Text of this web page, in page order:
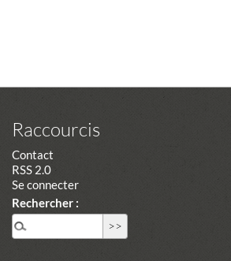
Raccourcis
Contact
RSS 2.0
Se connecter
Rechercher :